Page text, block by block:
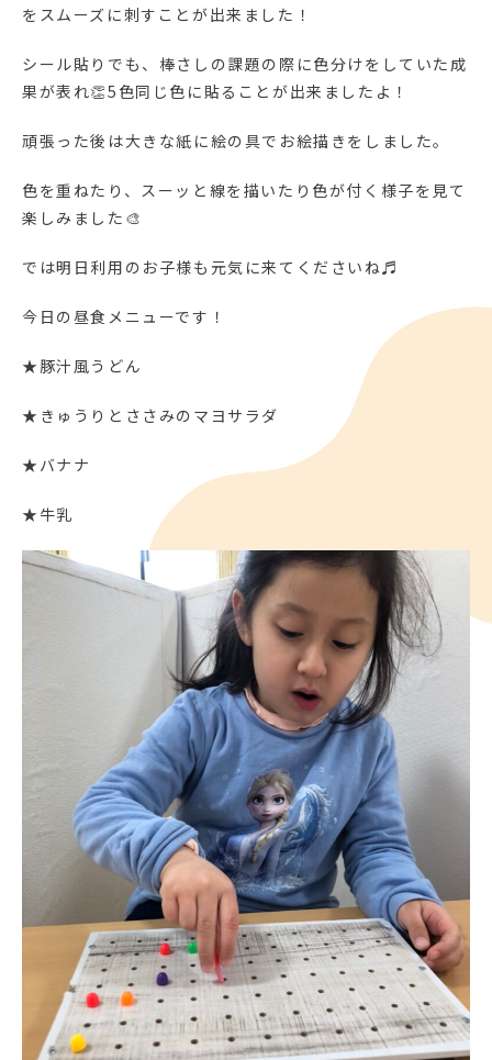
をスムーズに刺すことが出来ました！
シール貼りでも、棒さしの課題の際に色分けをしていた成
果が表れ👏5色同じ色に貼ることが出来ましたよ！
頑張った後は大きな紙に絵の具でお絵描きをしました。
色を重ねたり、スーッと線を描いたり色が付く様子を見て
楽しみました🎨
では明日利用のお子様も元気に来てくださいね♬
今日の昼食メニューです！
★豚汁風うどん
★きゅうりとささみのマヨサラダ
★バナナ
★牛乳